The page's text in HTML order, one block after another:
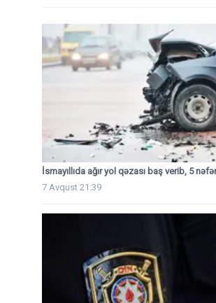
İsmayıllıda ağır yol qəzası baş verib, 5
7 Avqust 21:39